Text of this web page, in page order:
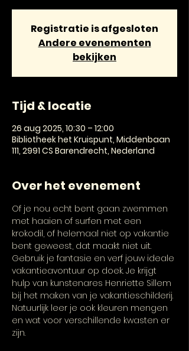
Registratie is afgesloten
Andere evenementen
bekijken
Tijd & locatie
26 aug 2025, 10:30 – 12:00
Bibliotheek het Kruispunt, Middenbaan
111, 2991 CS Barendrecht, Nederland
Over het evenement
Of je nou echt bent gaan zwemmen
met haaien of surfen met een
krokodil, of helemaal niet op vakantie
bent geweest, dat maakt niet uit.
Gebruik je fantasie en verf jouw ideale
vakantieavontuur op doek. Je krijgt
hulp van kunstenares Henriette Sillem
bij het maken van je vakantieschilderij.
Natuurlijk leer je ook kleuren mengen
en wat voor verschillende kwasten er
zijn.